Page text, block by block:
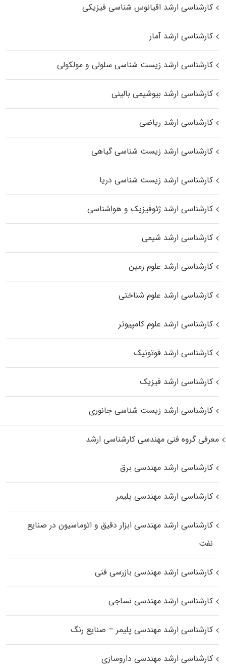
کارشناسی ارشد اقیانوس‌ شناسی فیزیکی
کارشناسی ارشد آمار
کارشناسی ارشد زیست شناسی سلولی و مولکولی
کارشناسی ارشد بیوشیمی بالینی
کارشناسی ارشد ریاضی
کارشناسی ارشد زیست‌ شناسی گیاهی
کارشناسی ارشد زیست‌ شناسی دریا
کارشناسی ارشد ژئوفیزیک و هواشناسی
کارشناسی ارشد شیمی
کارشناسی ارشد علوم زمین
کارشناسی ارشد علوم شناختی
کارشناسی ارشد علوم کامپیوتر
کارشناسی ارشد فوتونیک
کارشناسی ارشد فیزیک
کارشناسی ارشد زیست‌ شناسی جانوری
معرفی گروه فنی مهندسی کارشناسی ارشد
کارشناسی ارشد مهندسی برق
کارشناسی ارشد مهندسی پلیمر
کارشناسی ارشد مهندسی ابزار دقیق و اتوماسیون در صنایع
نفت
کارشناسی ارشد مهندسی بازرسی فنی
کارشناسی ارشد مهندسی نساجی
کارشناسی ارشد مهندسی پلیمر – صنایع رنگ
کارشناسی ارشد مهندسی داروسازی